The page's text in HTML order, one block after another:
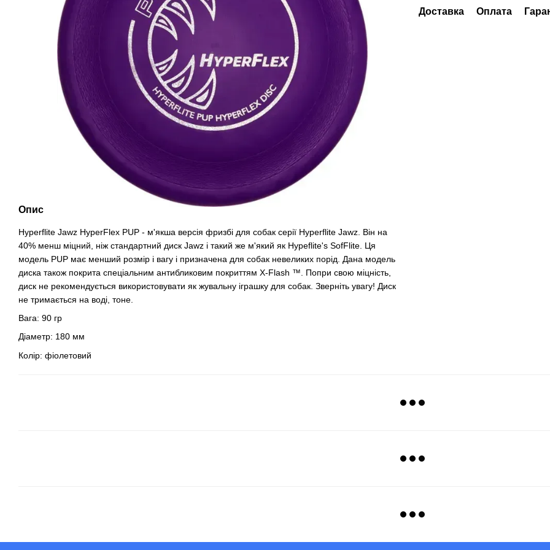
Опис
Hyperflite Jawz HyperFlex PUP - м'якша версія фризбі для собак серії Hyperflite Jawz. Він на
40% менш міцний, ніж стандартний диск Jawz і такий же м'який як Hypeflite's SofFlite. Ця
модель PUP має менший розмір і вагу і призначена для собак невеликих порід. Дана модель
диска також покрита спеціальним антибликовим покриттям X-Flash ™. Попри свою міцність,
диск не рекомендується використовувати як жувальну іграшку для собак. Зверніть увагу! Диск
не тримається на воді, тоне.
Вага: 90 гр
Діаметр: 180 мм
Колір: фіолетовий
Доставка Оплата